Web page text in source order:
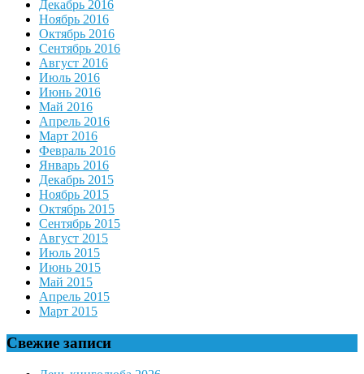
Декабрь 2016
Ноябрь 2016
Октябрь 2016
Сентябрь 2016
Август 2016
Июль 2016
Июнь 2016
Май 2016
Апрель 2016
Март 2016
Февраль 2016
Январь 2016
Декабрь 2015
Ноябрь 2015
Октябрь 2015
Сентябрь 2015
Август 2015
Июль 2015
Июнь 2015
Май 2015
Апрель 2015
Март 2015
Свежие записи